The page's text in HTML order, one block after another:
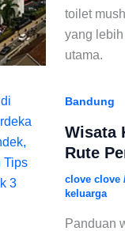
toilet
yang
utama.
Bandung
Wisata
Rute
clove clove
keluarga
Panduan